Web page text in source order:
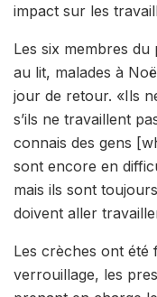
impact sur les
Les six membres
au lit, malades à
jour de retour. «Ils
s’ils ne travaillent
connais des gens
sont encore en
mais ils sont
doivent aller
Les crèches ont été
verrouillage, les